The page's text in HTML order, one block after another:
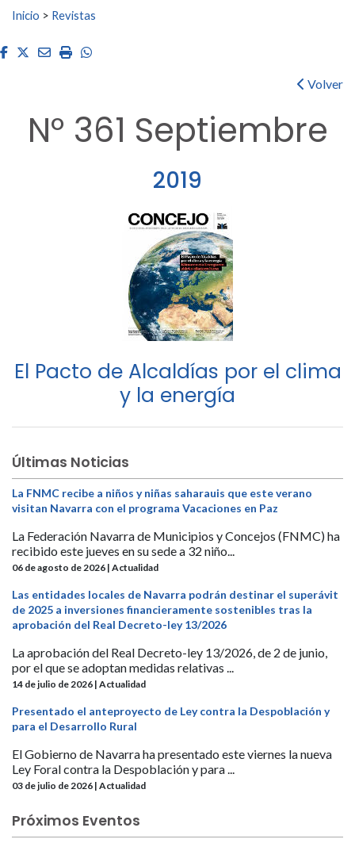
Buscar:
Inicio > Revistas
Facebook
Twitter
EmailImprimirWhatsapp
Volver
Nº 361 Septiembre
2019
El Pacto de Alcaldías por el clima
y la energía
Últimas Noticias
La FNMC recibe a niños y niñas saharauis que este verano
visitan Navarra con el programa Vacaciones en Paz
La Federación Navarra de Municipios y Concejos (FNMC) ha
recibido este jueves en su sede a 32 niño...
06 de agosto de 2026 | Actualidad
Las entidades locales de Navarra podrán destinar el superávit
de 2025 a inversiones financieramente sostenibles tras la
aprobación del Real Decreto-ley 13/2026
La aprobación del Real Decreto-ley 13/2026, de 2 de junio,
por el que se adoptan medidas relativas ...
14 de julio de 2026 | Actualidad
Presentado el anteproyecto de Ley contra la Despoblación y
para el Desarrollo Rural
El Gobierno de Navarra ha presentado este viernes la nueva
Ley Foral contra la Despoblación y para ...
03 de julio de 2026 | Actualidad
Próximos Eventos